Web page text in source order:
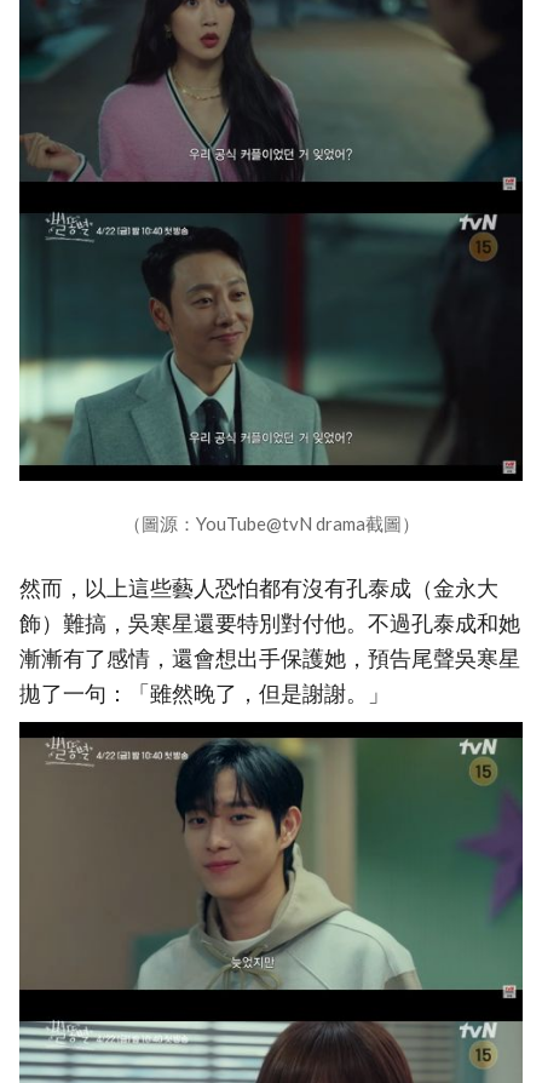
（圖源：YouTube@tvN drama截圖）
然而，以上這些藝人恐怕都有沒有孔泰成（金永大
飾）難搞，吳寒星還要特別對付他。不過孔泰成和她
漸漸有了感情，還會想出手保護她，預告尾聲吳寒星
拋了一句：「雖然晚了，但是謝謝。」